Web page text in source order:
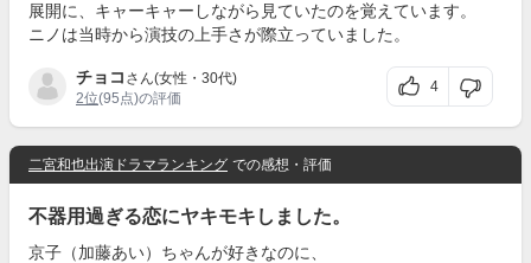
展開に、キャーキャーしながら見ていたのを覚えています。
ニノは当時から演技の上手さが際立っていました。
チョコ さん(女性・30代)
2位(95点)の評価
4
二宮和也出演ドラマランキング での感想・評価
不器用過ぎる恋にヤキモキしました。
京子（加藤あい）ちゃんが好きなのに、